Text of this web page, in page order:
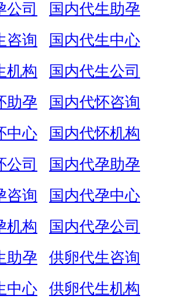
公司
国内代生助孕
咨询
国内代生中心
机构
国内代生公司
助孕
国内代怀咨询
中心
国内代怀机构
公司
国内代孕助孕
咨询
国内代孕中心
机构
国内代孕公司
助孕
供卵代生咨询
中心
供卵代生机构